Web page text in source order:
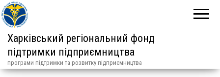
Харківський регіональний фонд
підтримки підприємництва
програми підтримки та розвитку підприємництва